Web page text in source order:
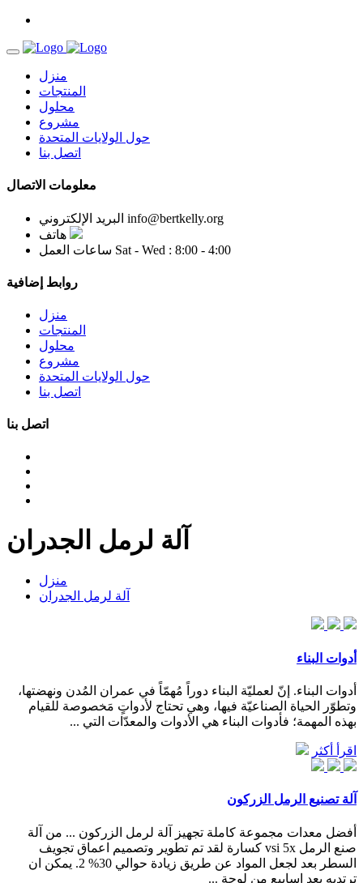
منزل
المنتجات
محلول
مشروع
حول الولايات المتحدة
اتصل بنا
معلومات الاتصال
البريد الإلكتروني info@bertkelly.org
هاتف
ساعات العمل Sat - Wed : 8:00 - 4:00
روابط إضافية
منزل
المنتجات
محلول
مشروع
حول الولايات المتحدة
اتصل بنا
اتصل بنا
آلة لرمل الجدران
منزل
آلة لرمل الجدران
أدوات البناء
أدوات البناء. إنّ لعمليّة البناء دوراً مُهمّاً في عمران المُدن ونهضتها،
وتطوّر الحياة الصناعيّة فيها، وهي تحتاج لأدواتٍ مَخصوصة للقيام
بهذه المهمة؛ فأدوات البناء هي الأدوات والمعدّات التي ...
اقرأ أكثر
آلة تصنيع الرمل الزركون
أفضل معدات مجموعة كاملة تجهيز آلة لرمل الزركون ... من آلة
صنع الرمل vsi 5x كسارة لقد تم تطوير وتصميم اعماق تجويف
السطر بعد لجعل المواد عن طريق زيادة حوالي 30% 2. يمكن ان
ترتديه بعد اسابيع من لوحة ...